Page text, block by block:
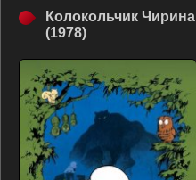
Колокольчик Чирина
(1978)